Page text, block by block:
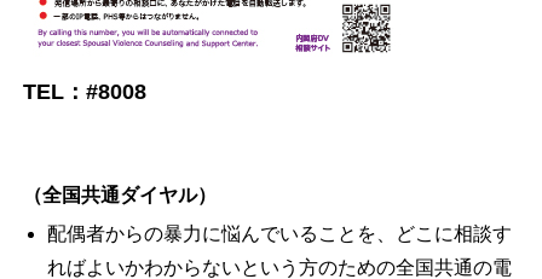
TEL：#8008
（全国共通ダイヤル）
配偶者からの暴力に悩んでいることを、どこに相談す
ればよいかわからないという方のための全国共通の電